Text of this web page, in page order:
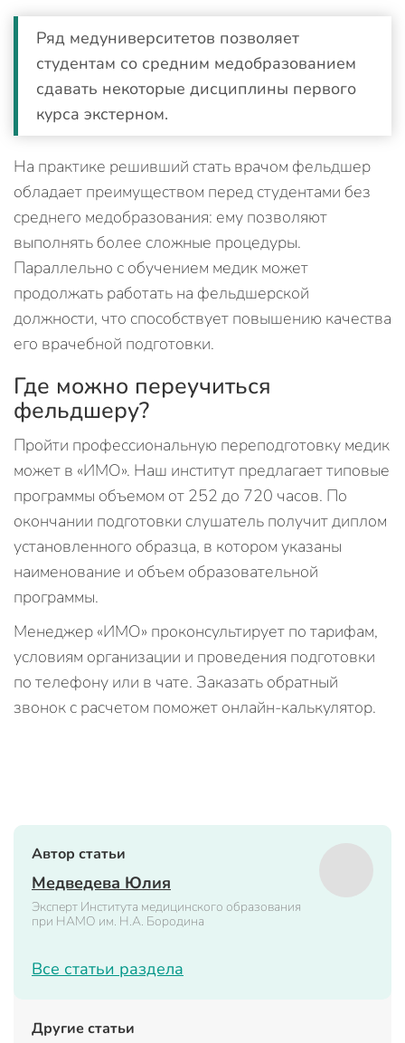
Ряд медуниверситетов позволяет
студентам со средним медобразованием
сдавать некоторые дисциплины первого
курса экстерном.
На практике решивший стать врачом фельдшер
обладает преимуществом перед студентами без
среднего медобразования: ему позволяют
выполнять более сложные процедуры.
Параллельно с обучением медик может
продолжать работать на фельдшерской
должности, что способствует повышению качества
его врачебной подготовки.
Где можно переучиться
фельдшеру?
Пройти профессиональную переподготовку медик
может в «ИМО». Наш институт предлагает типовые
программы объемом от 252 до 720 часов. По
окончании подготовки слушатель получит диплом
установленного образца, в котором указаны
наименование и объем образовательной
программы.
Менеджер «ИМО» проконсультирует по тарифам,
условиям организации и проведения подготовки
по телефону или в чате. Заказать обратный
звонок с расчетом поможет онлайн-калькулятор.
Автор статьи
Медведева Юлия
Эксперт Института медицинского образования
при НАМО им. Н.А. Бородина
Все статьи раздела
Другие статьи